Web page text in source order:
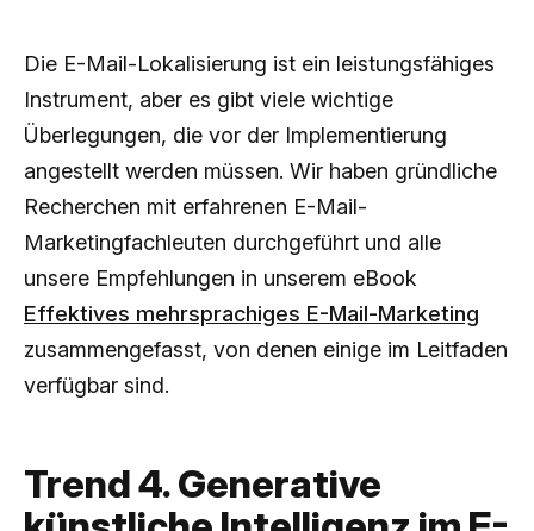
Die E-Mail-Lokalisierung ist ein leistungsfähiges
Instrument, aber es gibt viele wichtige
Überlegungen, die vor der Implementierung
angestellt werden müssen. Wir haben gründliche
Recherchen mit erfahrenen E-Mail-
Marketingfachleuten durchgeführt und alle
unsere Empfehlungen in unserem eBook
Effektives mehrsprachiges E-Mail-Marketing
zusammengefasst, von denen einige im Leitfaden
verfügbar sind.
Trend 4. Generative